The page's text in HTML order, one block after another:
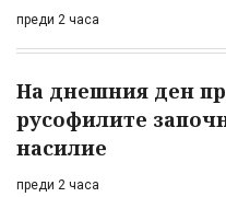
преди 2 часа
На днешния ден
русофилите
насилие
преди 2 часа